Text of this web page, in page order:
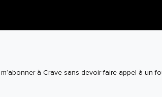
à Crave sans devoir faire appel à un